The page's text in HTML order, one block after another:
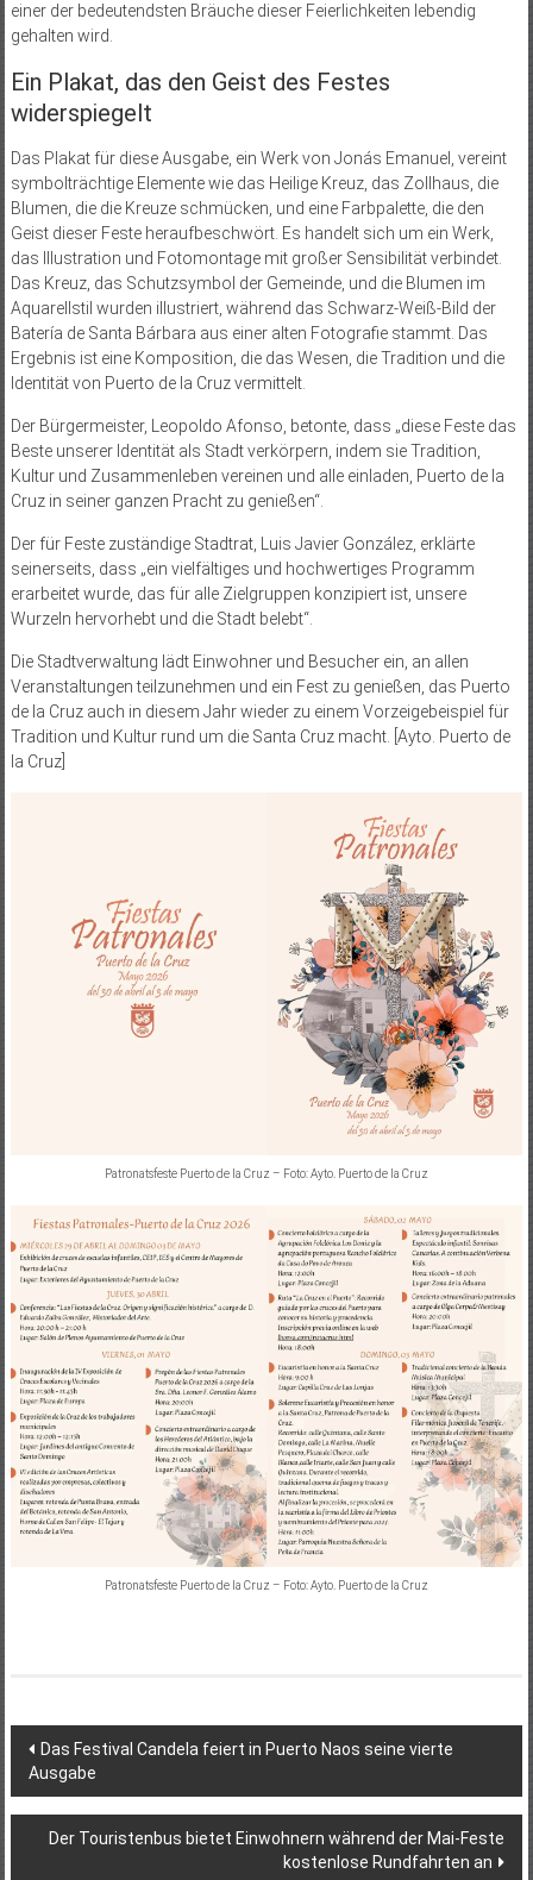
einer der bedeutendsten Bräuche dieser Feierlichkeiten lebendig
gehalten wird.
Ein Plakat, das den Geist des Festes
widerspiegelt
Das Plakat für diese Ausgabe, ein Werk von Jonás Emanuel, vereint
symbolträchtige Elemente wie das Heilige Kreuz, das Zollhaus, die
Blumen, die die Kreuze schmücken, und eine Farbpalette, die den
Geist dieser Feste heraufbeschwört. Es handelt sich um ein Werk,
das Illustration und Fotomontage mit großer Sensibilität verbindet.
Das Kreuz, das Schutzsymbol der Gemeinde, und die Blumen im
Aquarellstil wurden illustriert, während das Schwarz-Weiß-Bild der
Batería de Santa Bárbara aus einer alten Fotografie stammt. Das
Ergebnis ist eine Komposition, die das Wesen, die Tradition und die
Identität von Puerto de la Cruz vermittelt.
Der Bürgermeister, Leopoldo Afonso, betonte, dass „diese Feste das
Beste unserer Identität als Stadt verkörpern, indem sie Tradition,
Kultur und Zusammenleben vereinen und alle einladen, Puerto de la
Cruz in seiner ganzen Pracht zu genießen“.
Der für Feste zuständige Stadtrat, Luis Javier González, erklärte
seinerseits, dass „ein vielfältiges und hochwertiges Programm
erarbeitet wurde, das für alle Zielgruppen konzipiert ist, unsere
Wurzeln hervorhebt und die Stadt belebt“.
Die Stadtverwaltung lädt Einwohner und Besucher ein, an allen
Veranstaltungen teilzunehmen und ein Fest zu genießen, das Puerto
de la Cruz auch in diesem Jahr wieder zu einem Vorzeigebeispiel für
Tradition und Kultur rund um die Santa Cruz macht. [Ayto. Puerto de
la Cruz]
Patronatsfeste Puerto de la Cruz – Foto: Ayto. Puerto de la Cruz
Patronatsfeste Puerto de la Cruz – Foto: Ayto. Puerto de la Cruz
Beitragsnavigation
Das Festival Candela feiert in Puerto Naos seine vierte
Ausgabe
Der Touristenbus bietet Einwohnern während der Mai-Feste
kostenlose Rundfahrten an